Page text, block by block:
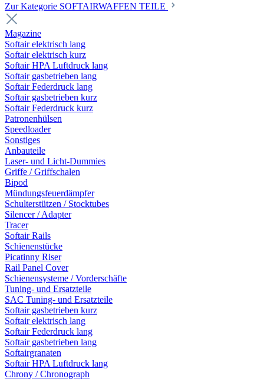
Zur Kategorie SOFTAIRWAFFEN TEILE
Magazine
Softair elektrisch lang
Softair elektrisch kurz
Softair HPA Luftdruck lang
Softair gasbetrieben lang
Softair Federdruck lang
Softair gasbetrieben kurz
Softair Federdruck kurz
Patronenhülsen
Speedloader
Sonstiges
Anbauteile
Laser- und Licht-Dummies
Griffe / Griffschalen
Bipod
Mündungsfeuerdämpfer
Schulterstützen / Stocktubes
Silencer / Adapter
Tracer
Softair Rails
Schienenstücke
Picatinny Riser
Rail Panel Cover
Schienensysteme / Vorderschäfte
Tuning- und Ersatzteile
SAC Tuning- und Ersatzteile
Softair gasbetrieben kurz
Softair elektrisch lang
Softair Federdruck lang
Softair gasbetrieben lang
Softairgranaten
Softair HPA Luftdruck lang
Chrony / Chronograph